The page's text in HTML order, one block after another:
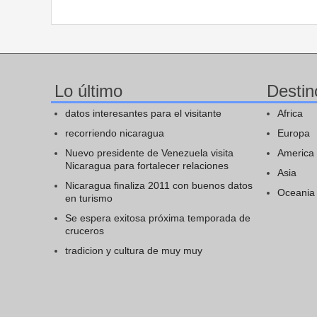
Lo último
datos interesantes para el visitante
recorriendo nicaragua
Nuevo presidente de Venezuela visita
Nicaragua para fortalecer relaciones
Nicaragua finaliza 2011 con buenos datos
en turismo
Se espera exitosa próxima temporada de
cruceros
tradicion y cultura de muy muy
Africa
Europa
America
Asia
Oceania